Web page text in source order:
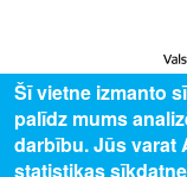
© 2025 Valsts izglītības
Šī vietne izmanto
palīdz mums
darbību. Jūs varat
statistikas